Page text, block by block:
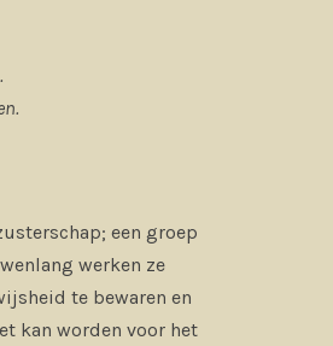
een groep
werken ze
te bewaren en
kan worden voor het